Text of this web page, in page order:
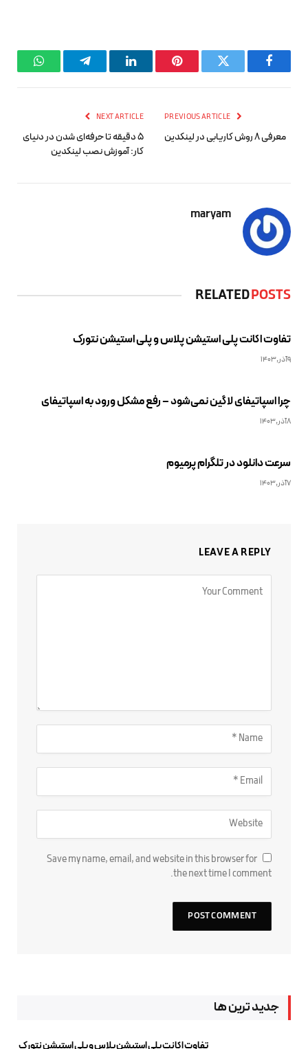
Facebook
Twitter
Pinterest
LinkedIn
Telegram
معرفی ۸ روش کاریابی در لینکدین
NEXT ARTICLE
۵ دقیقه تا حرفه‌ای شدن در دنیای
کار: آموزش نصب لینکدین
maryam
RELATEDPOSTS
تفاوت اکانت پلی استیشن پلاس و پلی استیشن نتورک
9آذر,1403
چرا اسپاتیفای لاگین نمی‌شود – رفع مشکل ورود به اسپاتیفای
8آذر,1403
سرعت دانلود در تلگرام پرمیوم
7آذر,1403
LEAVE A REPLY
Save my name, email, and website in this browser for
the next time I comment.
جدید ترین ها
تفاوت اکانت پلی استیشن پلاس و پلی استیشن نتورک